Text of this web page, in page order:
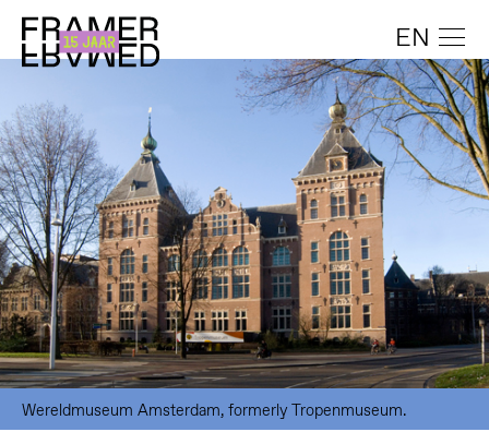
EN
Wereldmuseum Amsterdam, formerly Tropenmuseum.